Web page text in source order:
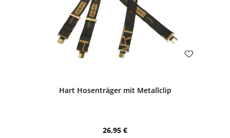
Hart Hosenträger mit Metallclip
Regulärer Preis:
26,95 €